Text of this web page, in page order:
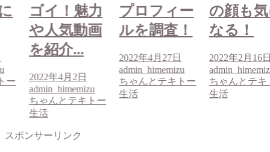
ー
ゴイ！魅力
や人気動画
を紹介...
2022年4月2日
admin_himemizu
ちゃんとテキトー
生活
プロフィー
ルを調査！
2022年4月27日
admin_himemizu
ちゃんとテキトー
生活
の顔も
なる！
2022年2月16
ちゃんとテキ
生活
スポンサーリンク